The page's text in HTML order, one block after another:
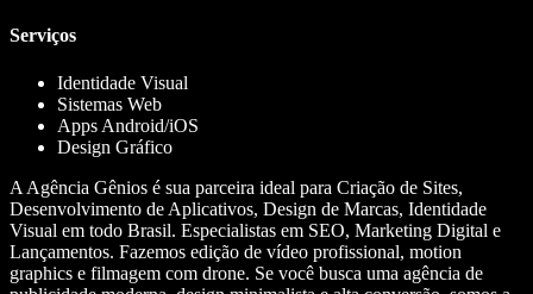
Serviços
Identidade Visual
Sistemas Web
Apps Android/iOS
Design Gráfico
A Agência Gênios é sua parceira ideal para Criação de Sites,
Desenvolvimento de Aplicativos, Design de Marcas, Identidade
Visual em todo Brasil. Especialistas em SEO, Marketing Digital e
Lançamentos. Fazemos edição de vídeo profissional, motion
graphics e filmagem com drone. Se você busca uma agência de